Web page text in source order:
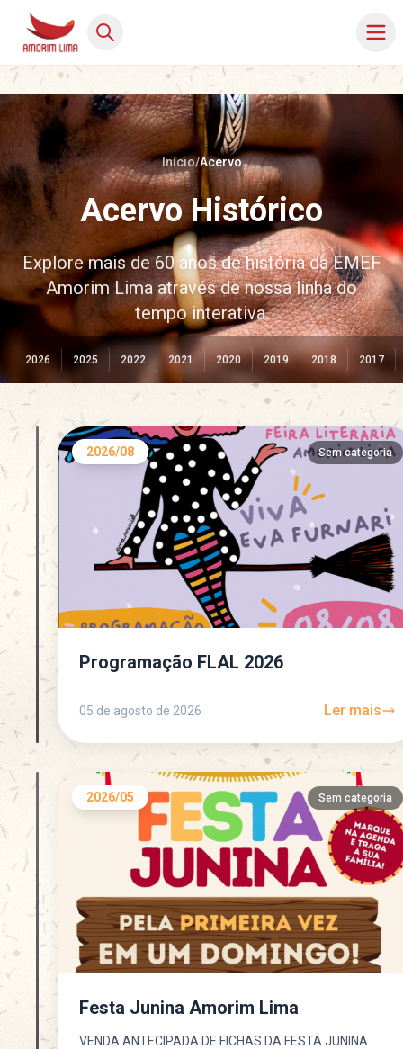
Início/Acervo
Acervo Histórico
Explore mais de 60 anos de história da EMEF
Amorim Lima através de nossa linha do
tempo interativa.
2026 2025 2022 2021 2020 2019 2018 2017
2026/08 Sem categoria
Programação FLAL 2026
05 de agosto de 2026 Ler mais
2026/05 Sem categoria
Festa Junina Amorim Lima
VENDA ANTECIPADA DE FICHAS DA FESTA JUNINA